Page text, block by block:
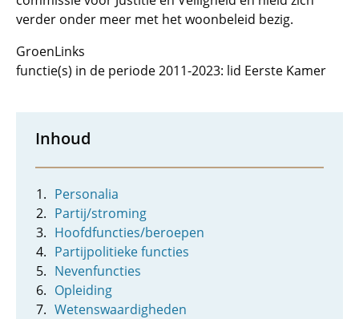
verder onder meer met het woonbeleid bezig.
GroenLinks
functie(s) in de periode 2011-2023: lid Eerste Kamer
Inhoud
Personalia
Partij/stroming
Hoofdfuncties/beroepen
Partijpolitieke functies
Nevenfuncties
Opleiding
Wetenswaardigheden